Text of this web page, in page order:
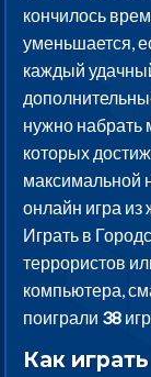
кончилось
уменьшается,
каждый
нужно набрать
которых
максимальной
онлайн игра
Играть в
террористов
компьютера,
поиграли 38
Как играть